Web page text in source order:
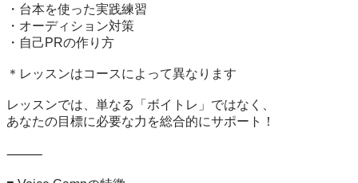
・台本を使った実践練習
・オーディション対策
・自己PRの作り方
＊レッスンはコースによって異なります
レッスンでは、単なる「ボイトレ」ではなく、
あなたの目標に必要な力を総合的にサポート！
⸻